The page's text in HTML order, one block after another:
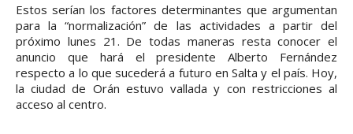
Estos serían los factores determinantes que argumentan
para la “normalización” de las actividades a partir del
próximo lunes 21. De todas maneras resta conocer el
anuncio que hará el presidente Alberto Fernández
respecto a lo que sucederá a futuro en Salta y el país. Hoy,
la ciudad de Orán estuvo vallada y con restricciones al
acceso al centro.